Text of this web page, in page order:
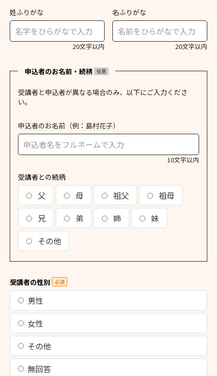
姓ふりがな
20文字以内
名ふりがな
20文字以内
申込者のお名前・続柄 任意
受講者と申込者が異なる場合のみ、以下にご入力くださ
い。
申込者のお名前 （例：島村花子）
10文字以内
受講者との続柄
父 母 祖父
祖母
兄
弟 姉
妹
その他
受講者の性別 必須
男性
女性
その他
無回答